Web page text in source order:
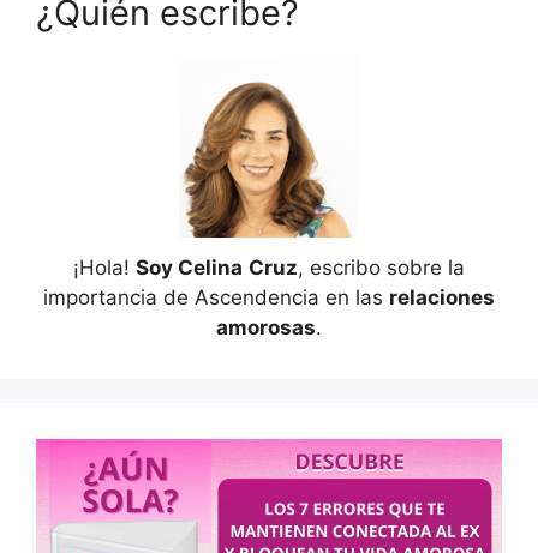
¿Quién escribe?
¡Hola! Soy Celina Cruz, escribo sobre la
importancia de Ascendencia en las relaciones
amorosas.